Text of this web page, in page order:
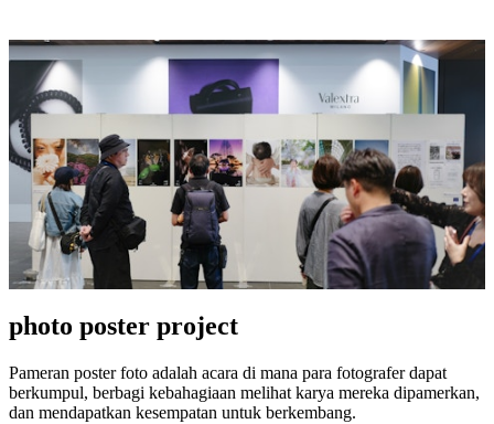
photo poster project
Pameran poster foto adalah acara di mana para fotografer dapat
berkumpul, berbagi kebahagiaan melihat karya mereka dipamerkan,
dan mendapatkan kesempatan untuk berkembang.